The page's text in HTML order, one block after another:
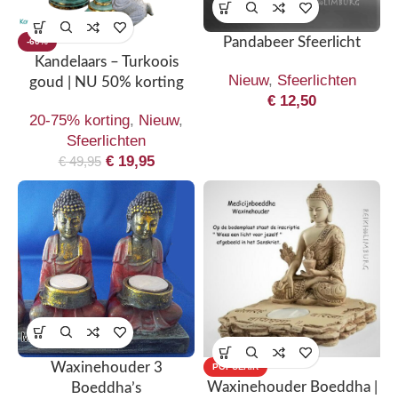
-60%
Kandelaars – Turkoois
goud | NU 50% korting
20-75% korting, Nieuw,
Sfeerlichten
€49,95 €19,95
Pandabeer Sfeerlicht
Nieuw, Sfeerlichten
€ 12,50
Waxinehouder 3
Boeddha’s
POPULAIR
Waxinehouder Boeddha |